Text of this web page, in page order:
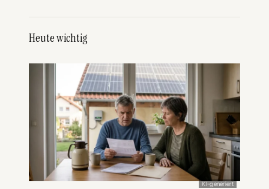
Heute wichtig
KI-generiert